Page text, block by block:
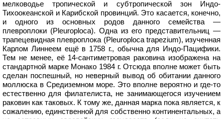
мелководье тропической и субтропической зон Индо-
Тихоокеанской и Карибской провинций. Это касается, конечно,
и одного из основных родов данного семейства —
плевроплоки (Pleuroploca). Одна из его представительниц —
трапецевидная плевроплока (Pleuroploca trapezium), изученная
Карлом Линнеем ещё в 1758 г., обычна для Индо-Пацифики.
Тем не менее, её 14-сантиметровая раковина изображена на
стандартной марке Монако 1984 г. Отсюда вполне может быть
сделан поспешный, но неверный вывод об обитании данного
моллюска в Средиземном море. Это вполне вероятно и где-то
естественно для филателиста, не занимающегося изучением
раковин как таковых. К тому же, данная марка пока является, к
сожалению, единственной для собственно континентальных, а